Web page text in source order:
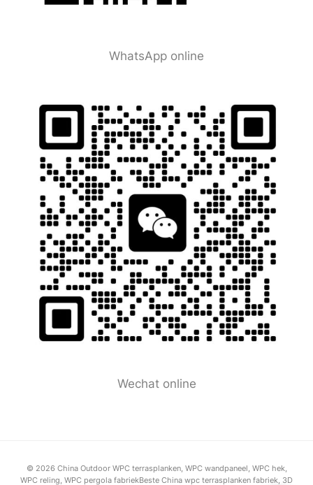
WhatsApp online
Wechat online
© 2026 China Outdoor WPC terrasplanken, WPC wandpaneel, WPC hek,
WPC reling, WPC pergola fabriekBeste China wpc terrasplanken fabriek, 3D